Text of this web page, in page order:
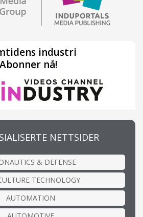
industri
Abonner nå!
NETTSIDER
& DEFENSE
TECHNOLOGY
AUTOMATION